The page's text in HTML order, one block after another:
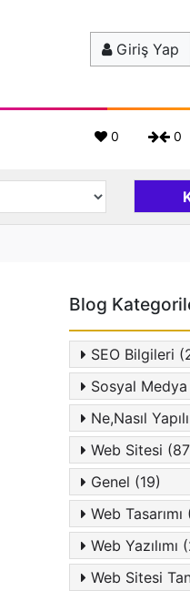
Giriş Yap
0
0
Blog
SEO Bilgileri
Sosyal
Ne,Nasıl
Web Sitesi
Genel (19)
Web Tasarımı
Web Yazılımı
Web Sitesi